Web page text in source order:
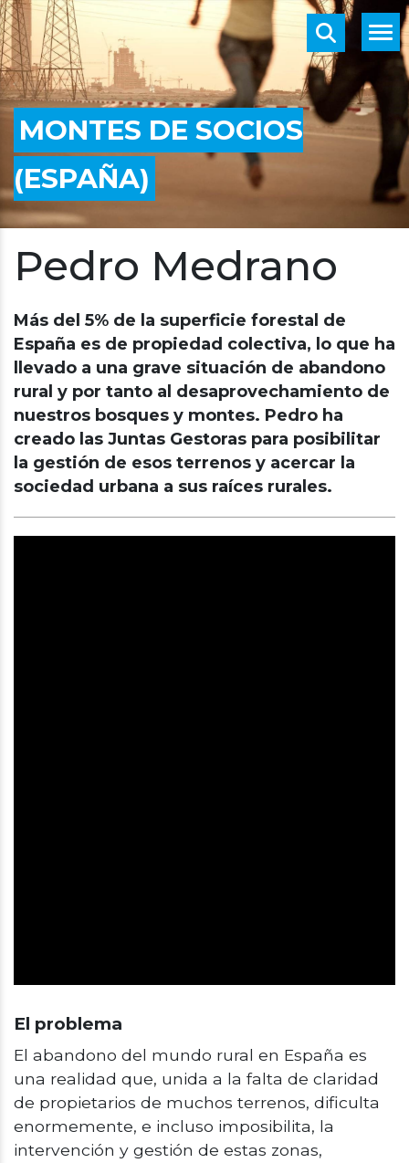
MONTES DE SOCIOS
(ESPAÑA)
Pedro Medrano
Más del 5% de la superficie forestal de
España es de propiedad colectiva, lo que ha
llevado a una grave situación de abandono
rural y por tanto al desaprovechamiento de
nuestros bosques y montes. Pedro ha
creado las Juntas Gestoras para posibilitar
la gestión de esos terrenos y acercar la
sociedad urbana a sus raíces rurales.
El problema
El abandono del mundo rural en España es
una realidad que, unida a la falta de claridad
de propietarios de muchos terrenos, dificulta
enormemente, e incluso imposibilita, la
intervención y gestión de estas zonas,